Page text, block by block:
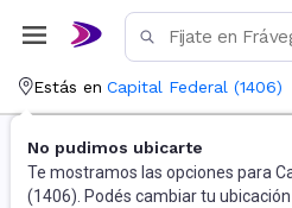
Estás en Capital Federal (1406)
No pudimos ubicarte
Te mostramos las opciones para
(1406). Podés cambiar tu